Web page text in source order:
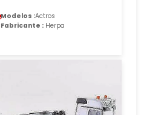
Modelos :Actros
Fabricante : Herpa